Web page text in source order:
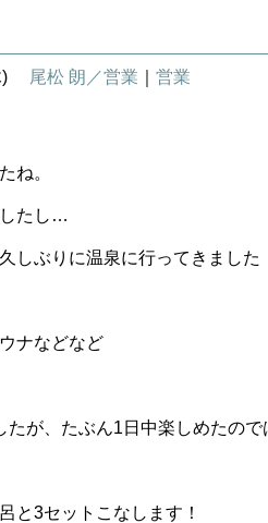
尾松 朗／営業 営業
ね。
たし…
しぶりに温泉に行ってきました
ナなどなど
たが、たぶん1日中楽しめたの
3セットこなします！